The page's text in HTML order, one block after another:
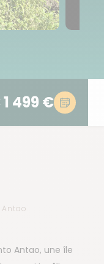
1 499 €
Antao, une île